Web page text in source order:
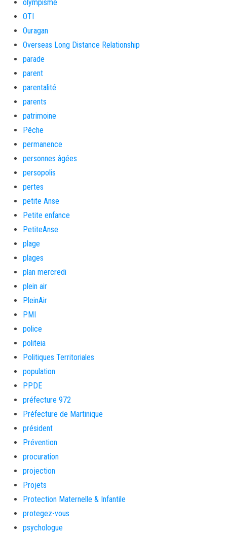
olympisme
OTI
Ouragan
Overseas Long Distance Relationship
parade
parent
parentalité
parents
patrimoine
Pêche
permanence
personnes âgées
persopolis
pertes
petite Anse
Petite enfance
PetiteAnse
plage
plages
plan mercredi
plein air
PleinAir
PMI
police
politeia
Politiques Territoriales
population
PPDE
préfecture 972
Préfecture de Martinique
président
Prévention
procuration
projection
Projets
Protection Maternelle & Infantile
protegez-vous
psychologue